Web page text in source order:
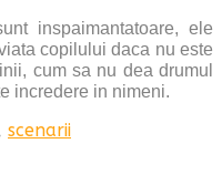
inspaimantatoare, ele
copilului daca nu este
cum sa nu dea drumul
incredere in nimeni.
scenarii